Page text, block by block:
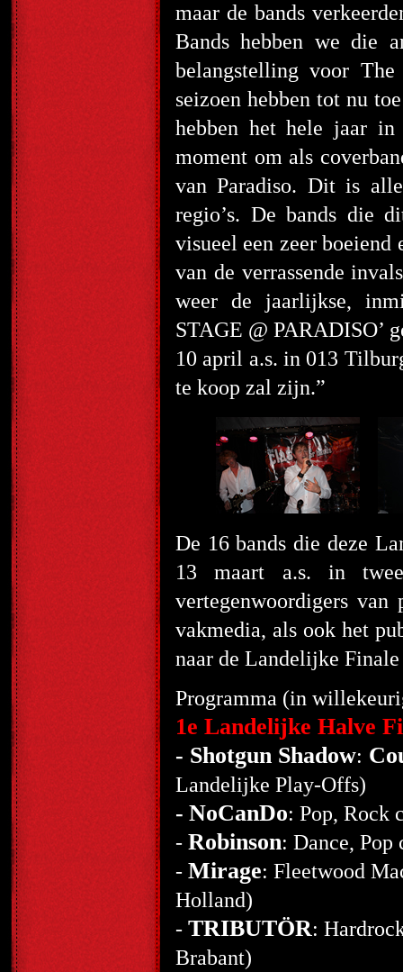
maar de bands
Bands hebben we die
belangstelling voor
seizoen hebben tot nu
hebben het hele jaar in
moment om als
van Paradiso. Dit is
regio’s. De bands die
visueel een zeer
van de verrassende
weer de jaarlijkse,
STAGE @ PARADISO’
10 april a.s. in 013
te koop zal zijn.”
De 16 bands die deze
13 maart a.s. in
vertegenwoordigers van
vakmedia, als ook het
naar de Landelijke
Programma (in
1e Landelijke Halve
- Shotgun Shadow:
Landelijke Play-Offs)
- NoCanDo: Pop, Rock
- Robinson: Dance,
- Mirage: Fleetwood
Holland)
- TRIBUTÖR:
Brabant)